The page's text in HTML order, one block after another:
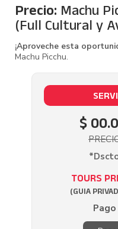
Precio: Machu
(Full Cultural y
¡Aproveche esta
Machu Picchu.
$
TOURS
(GUIA